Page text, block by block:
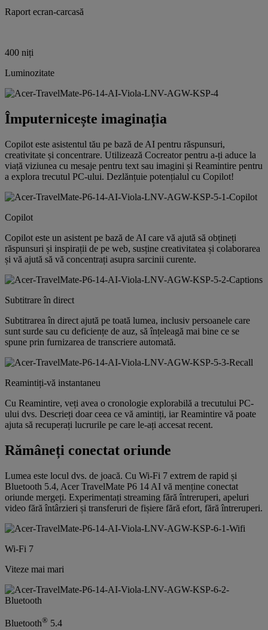
Raport ecran-carcasă
400 niți
Luminozitate
Împuternicește imaginația
Copilot este asistentul tău pe bază de AI pentru răspunsuri,
creativitate și concentrare. Utilizează Cocreator pentru a-ți aduce la
viață viziunea cu mesaje pentru text sau imagini și Reamintire pentru
a explora trecutul PC-ului. Dezlănțuie potențialul cu Copilot!
Copilot
Copilot este un asistent pe bază de AI care vă ajută să obțineți
răspunsuri și inspirații de pe web, susține creativitatea și colaborarea
și vă ajută să vă concentrați asupra sarcinii curente.
Subtitrare în direct
Subtitrarea în direct ajută pe toată lumea, inclusiv persoanele care
sunt surde sau cu deficiențe de auz, să înțeleagă mai bine ce se
spune prin furnizarea de transcriere automată.
Reamintiți-vă instantaneu
Cu Reamintire, veți avea o cronologie explorabilă a trecutului PC-
ului dvs. Descrieți doar ceea ce vă amintiți, iar Reamintire vă poate
ajuta să recuperați lucrurile pe care le-ați accesat recent.
Rămâneți conectat oriunde
Lumea este locul dvs. de joacă. Cu Wi-Fi 7 extrem de rapid și
Bluetooth 5.4, Acer TravelMate P6 14 AI vă menține conectat
oriunde mergeți. Experimentați streaming fără întreruperi, apeluri
video fără întârzieri și transferuri de fișiere fără efort, fără întreruperi.
Wi-Fi 7
Viteze mai mari
Bluetooth® 5.4